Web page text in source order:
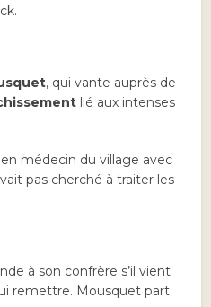
, qui vante auprès de
lié aux intenses
médecin du village avec
pas cherché à traiter les
à son confrère s’il vient
remettre. Mousquet part